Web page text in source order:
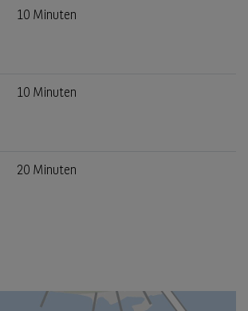
10 Minuten
10 Minuten
20 Minuten